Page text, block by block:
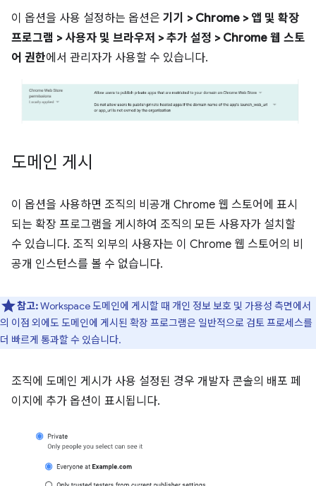
이 옵션을 사용 설정하는 옵션은 기기 > Chrome > 앱 및 확장
프로그램 > 사용자 및 브라우저 > 추가 설정 > Chrome 웹 스토
어 권한에서 관리자가 사용할 수 있습니다.
도메인 게시
이 옵션을 사용하면 조직의 비공개 Chrome 웹 스토어에 표시
되는 확장 프로그램을 게시하여 조직의 모든 사용자가 설치할
수 있습니다. 조직 외부의 사용자는 이 Chrome 웹 스토어의 비
공개 인스턴스를 볼 수 없습니다.
참고:Workspace 도메인에 게시할 때 개인 정보 보호 및 가용성 측면에서
의 이점 외에도 도메인에 게시된 확장 프로그램은 일반적으로 검토 프로세스를
더 빠르게 통과할 수 있습니다.
조직에 도메인 게시가 사용 설정된 경우 개발자 콘솔의 배포 페
이지에 추가 옵션이 표시됩니다.